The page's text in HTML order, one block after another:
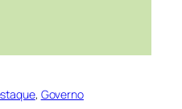
, Governo